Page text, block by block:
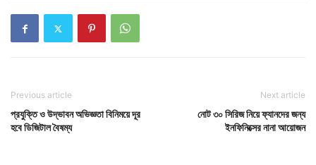
Previous article
প্রযুক্তি ও উদ্ভাবন অভিজ্ঞতা বিনিময়ে দূর
হবে ডিজিটাল বৈষম্য
Next article
নোট ৩০ সিরিজ নিয়ে ফ্যানদের জন্য
ইনফিনিক্সের নানা আয়োজন